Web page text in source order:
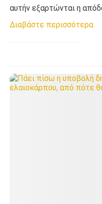
αυτήν εξαρτώνται η
Διαβάστε περισσότερα